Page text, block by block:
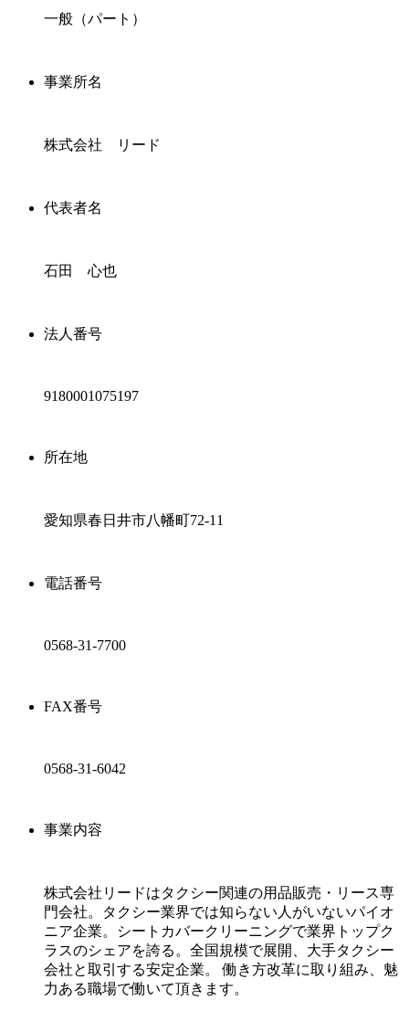
一般（パート）
事業所名
株式会社 リード
代表者名
石田 心也
法人番号
9180001075197
所在地
愛知県春日井市八幡町72-11
電話番号
0568-31-7700
FAX番号
0568-31-6042
事業内容
株式会社リードはタクシー関連の用品販売・リース専
門会社。タクシー業界では知らない人がいないパイオ
ニア企業。シートカバークリーニングで業界トップク
ラスのシェアを誇る。全国規模で展開、大手タクシー
会社と取引する安定企業。 働き方改革に取り組み、魅
力ある職場で働いて頂きます。